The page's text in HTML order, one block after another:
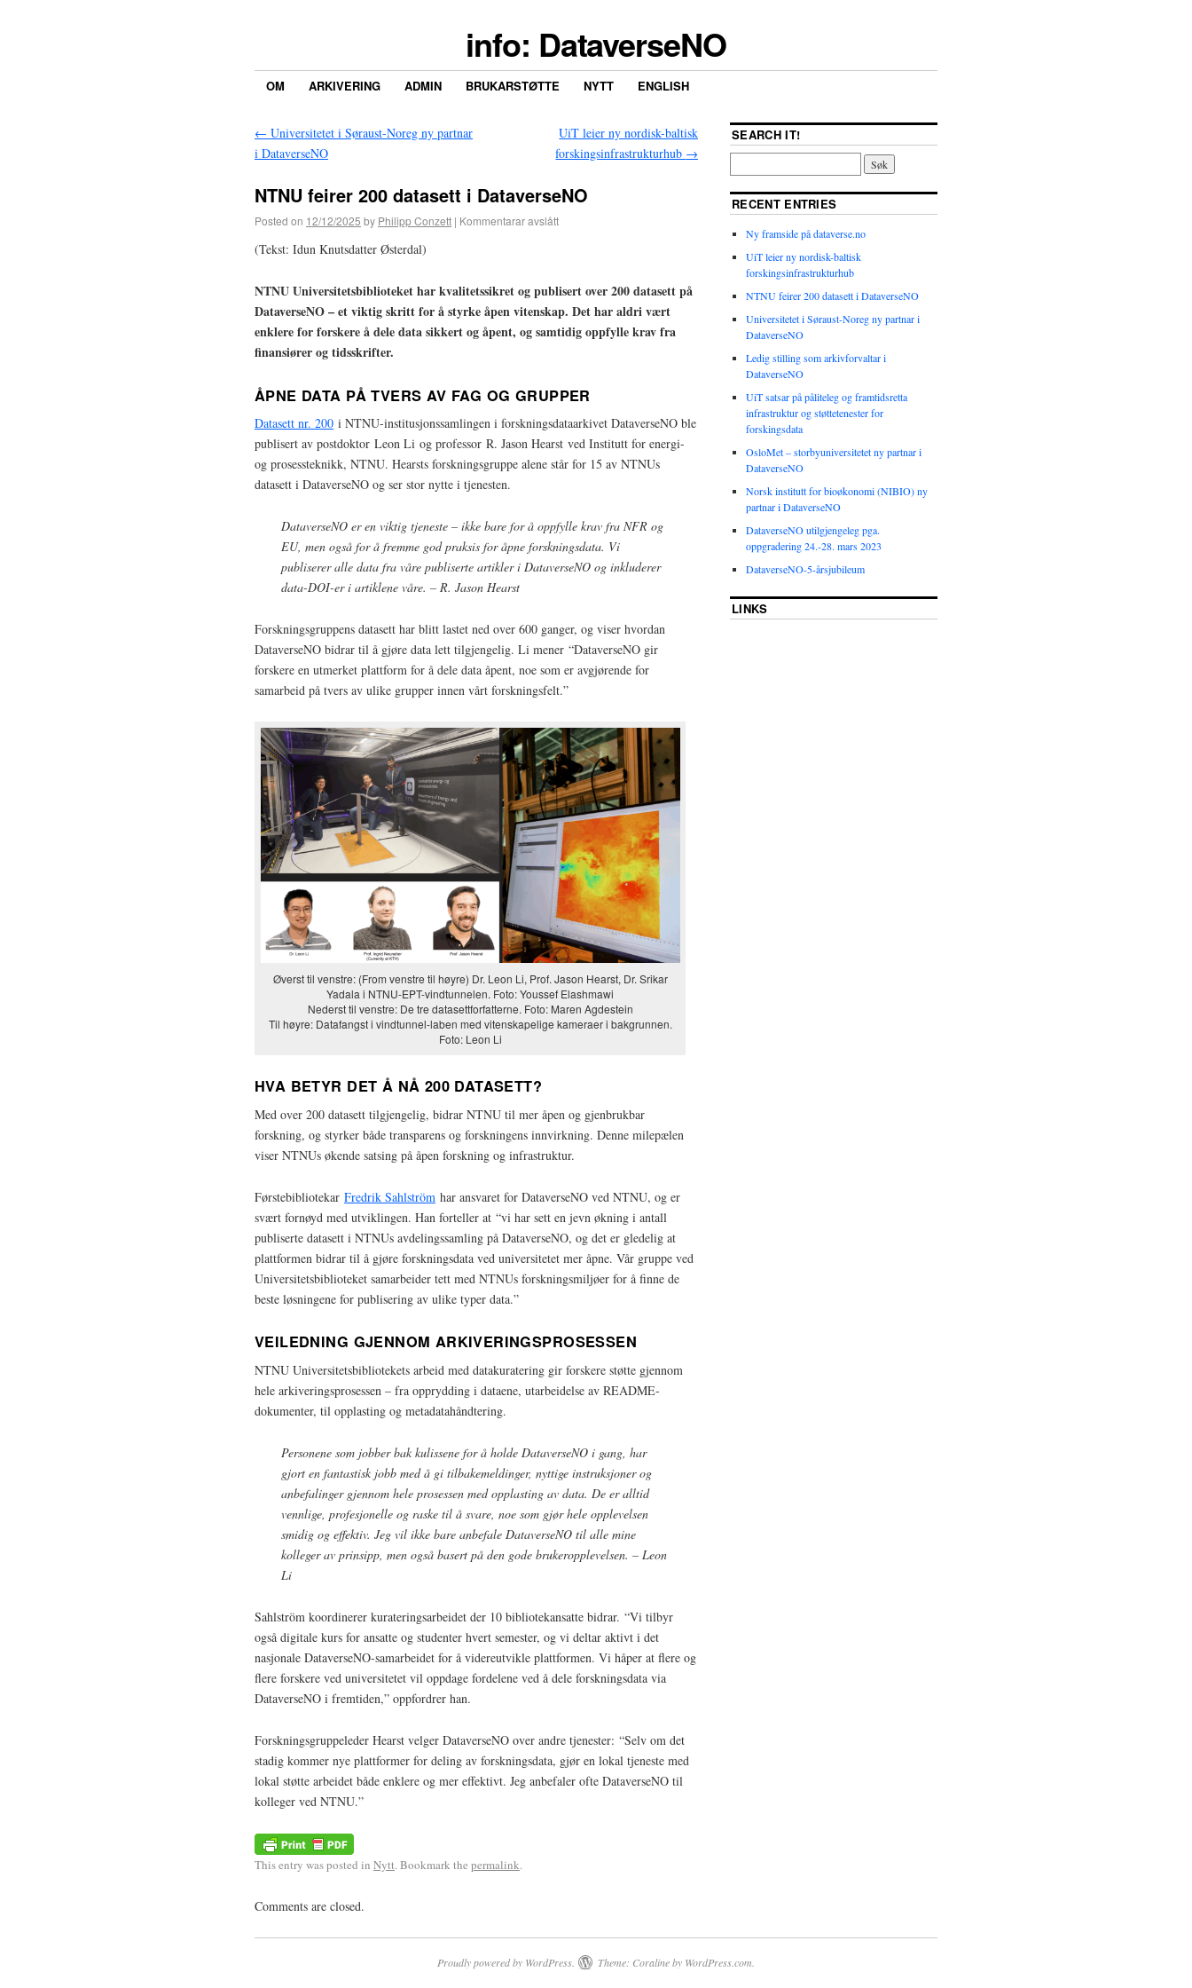
info: DataverseNO
OM ARKIVERING ADMIN BRUKARSTØTTE NYTT ENGLISH
← Universitetet i Søraust-Noreg ny partnar
i DataverseNO
UiT leier ny nordisk-baltisk
forskingsinfrastrukturhub →
NTNU feirer 200 datasett i DataverseNO
Posted on 12/12/2025 by Philipp Conzett | Kommentarar avslått
(Tekst: Idun Knutsdatter Østerdal)
NTNU Universitetsbiblioteket har kvalitetssikret og publisert over 200 datasett på
DataverseNO – et viktig skritt for å styrke åpen vitenskap. Det har aldri vært
enklere for forskere å dele data sikkert og åpent, og samtidig oppfylle krav fra
finansiører og tidsskrifter.
ÅPNE DATA PÅ TVERS AV FAG OG GRUPPER
Datasett nr. 200 i NTNU-institusjonssamlingen i forskningsdataarkivet DataverseNO ble
publisert av postdoktor Leon Li og professor R. Jason Hearst ved Institutt for energi-
og prosessteknikk, NTNU. Hearsts forskningsgruppe alene står for 15 av NTNUs
datasett i DataverseNO og ser stor nytte i tjenesten.
DataverseNO er en viktig tjeneste – ikke bare for å oppfylle krav fra NFR og
EU, men også for å fremme god praksis for åpne forskningsdata. Vi
publiserer alle data fra våre publiserte artikler i DataverseNO og inkluderer
data-DOI-er i artiklene våre. – R. Jason Hearst
Forskningsgruppens datasett har blitt lastet ned over 600 ganger, og viser hvordan
DataverseNO bidrar til å gjøre data lett tilgjengelig. Li mener “DataverseNO gir
forskere en utmerket plattform for å dele data åpent, noe som er avgjørende for
samarbeid på tvers av ulike grupper innen vårt forskningsfelt.”
Øverst til venstre: (From venstre til høyre) Dr. Leon Li, Prof. Jason Hearst, Dr. Srikar
Yadala i NTNU-EPT-vindtunnelen. Foto: Youssef Elashmawi
Nederst til venstre: De tre datasettforfatterne. Foto: Maren Agdestein
Til høyre: Datafangst i vindtunnel-laben med vitenskapelige kameraer i bakgrunnen.
Foto: Leon Li
HVA BETYR DET Å NÅ 200 DATASETT?
Med over 200 datasett tilgjengelig, bidrar NTNU til mer åpen og gjenbrukbar
forskning, og styrker både transparens og forskningens innvirkning. Denne milepælen
viser NTNUs økende satsing på åpen forskning og infrastruktur.
Førstebibliotekar Fredrik Sahlström har ansvaret for DataverseNO ved NTNU, og er
svært fornøyd med utviklingen. Han forteller at “vi har sett en jevn økning i antall
publiserte datasett i NTNUs avdelingssamling på DataverseNO, og det er gledelig at
plattformen bidrar til å gjøre forskningsdata ved universitetet mer åpne. Vår gruppe ved
Universitetsbiblioteket samarbeider tett med NTNUs forskningsmiljøer for å finne de
beste løsningene for publisering av ulike typer data.”
VEILEDNING GJENNOM ARKIVERINGSPROSESSEN
NTNU Universitetsbibliotekets arbeid med datakuratering gir forskere støtte gjennom
hele arkiveringsprosessen – fra opprydding i dataene, utarbeidelse av README-
dokumenter, til opplasting og metadatahåndtering.
Personene som jobber bak kulissene for å holde DataverseNO i gang, har
gjort en fantastisk jobb med å gi tilbakemeldinger, nyttige instruksjoner og
anbefalinger gjennom hele prosessen med opplasting av data. De er alltid
vennlige, profesjonelle og raske til å svare, noe som gjør hele opplevelsen
smidig og effektiv. Jeg vil ikke bare anbefale DataverseNO til alle mine
kolleger av prinsipp, men også basert på den gode brukeropplevelsen. – Leon
Li
Sahlström koordinerer kurateringsarbeidet der 10 bibliotekansatte bidrar. “Vi tilbyr
også digitale kurs for ansatte og studenter hvert semester, og vi deltar aktivt i det
nasjonale DataverseNO-samarbeidet for å videreutvikle plattformen. Vi håper at flere og
flere forskere ved universitetet vil oppdage fordelene ved å dele forskningsdata via
DataverseNO i fremtiden,” oppfordrer han.
Forskningsgruppeleder Hearst velger DataverseNO over andre tjenester: “Selv om det
stadig kommer nye plattformer for deling av forskningsdata, gjør en lokal tjeneste med
lokal støtte arbeidet både enklere og mer effektivt. Jeg anbefaler ofte DataverseNO til
kolleger ved NTNU.”
This entry was posted in Nytt. Bookmark the permalink.
Comments are closed.
SEARCH IT!
RECENT ENTRIES
Ny framside på dataverse.no
UiT leier ny nordisk-baltisk
forskingsinfrastrukturhub
NTNU feirer 200 datasett i DataverseNO
Universitetet i Søraust-Noreg ny partnar i
DataverseNO
Ledig stilling som arkivforvaltar i
DataverseNO
UiT satsar på påliteleg og framtidsretta
infrastruktur og støttetenester for
forskingsdata
OsloMet – storbyuniversitetet ny partnar i
DataverseNO
Norsk institutt for bioøkonomi (NIBIO) ny
partnar i DataverseNO
DataverseNO utilgjengeleg pga.
oppgradering 24.-28. mars 2023
DataverseNO-5-årsjubileum
LINKS
Proudly powered by WordPress. Theme: Coraline by WordPress.com